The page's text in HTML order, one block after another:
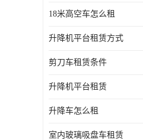
18米高空车怎么租
升降机平台租赁方式
剪刀车租赁条件
升降机平台租赁
升降车怎么租
室内玻璃吸盘车租赁